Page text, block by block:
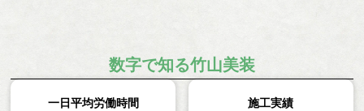
数字で知る竹山美装
一日平均労働時間 施工実績